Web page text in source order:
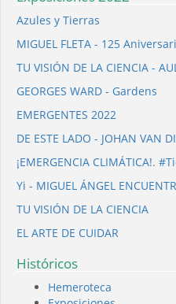
Azules y Tierras
MIGUEL FLETA - 125
TU VISIÓN DE LA CIENCIA -
GEORGES WARD - Gardens
EMERGENTES 2022
DE ESTE LADO - JOHAN VAN
¡EMERGENCIA CLIMÁTICA!.
Yi - MIGUEL ÁNGEL
TU VISIÓN DE LA CIENCIA
EL ARTE DE CUIDAR
Históricos
Hemeroteca